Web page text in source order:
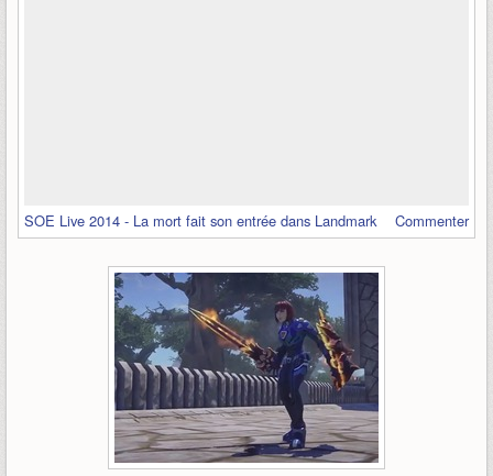
Commenter
SOE Live 2014 - La mort fait son entrée dans Landmark